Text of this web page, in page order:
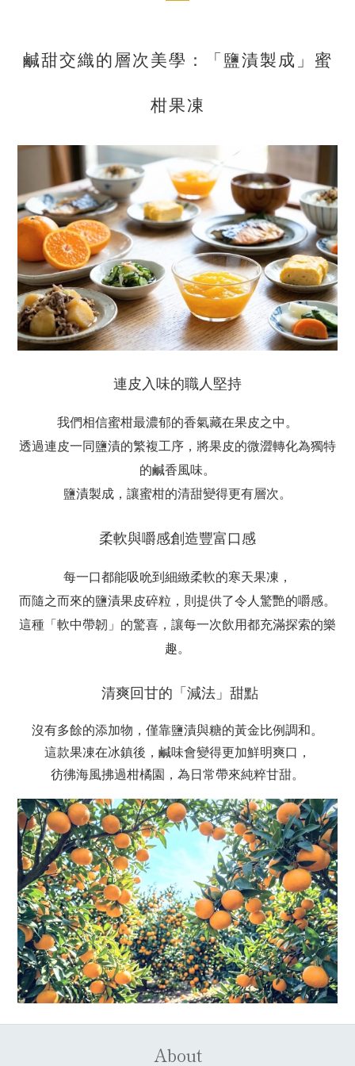
鹹甜交織的層次美學：「鹽漬製成」蜜
柑果凍
連皮入味的職人堅持
我們相信蜜柑最濃郁的香氣藏在果皮之中。
透過連皮一同鹽漬的繁複工序，將果皮的微澀轉化為獨特
的鹹香風味。
鹽漬製成，讓蜜柑的清甜變得更有層次。
柔軟與嚼感創造豐富口感
每一口都能吸吮到細緻柔軟的寒天果凍，
而隨之而來的鹽漬果皮碎粒，則提供了令人驚艷的嚼感。
這種「軟中帶韌」的驚喜，讓每一次飲用都充滿探索的樂
趣。
清爽回甘的「減法」甜點
沒有多餘的添加物，僅靠鹽漬與糖的黃金比例調和。
這款果凍在冰鎮後，鹹味會變得更加鮮明爽口，
彷彿海風拂過柑橘園，為日常帶來純粹甘甜。
About